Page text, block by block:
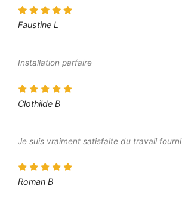
Faustine L
Installation parfaire
Clothilde B
Je suis vraiment satisfaite du travail fourni
Roman B